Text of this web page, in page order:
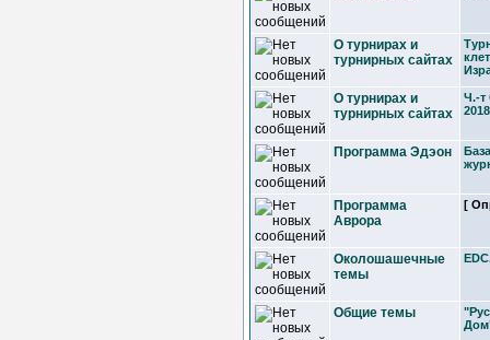
О турнирах и
турнирных сайтах
О турнирах и
турнирных сайтах
Ч.-т
Программа Эдэон
Программа
Аврора
[
Околошашечные
темы
Общие темы